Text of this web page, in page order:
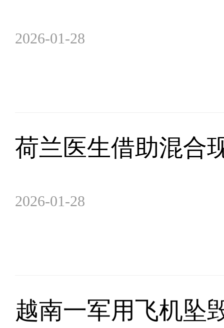
2026-01-28
荷兰医生借助混合
2026-01-28
越南一军用飞机坠